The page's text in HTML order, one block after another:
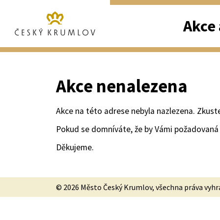
Akce nenalezena
Akce na této adrese nebyla nazlezena.
Pokud se domníváte, že by Vámi
Děkujeme.
© 2026 Město Český Krumlov, všechna práva